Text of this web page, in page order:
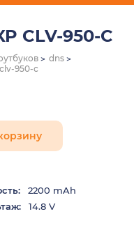
CLV-950-C
dns
950-c
2200 mAh
14.8 V